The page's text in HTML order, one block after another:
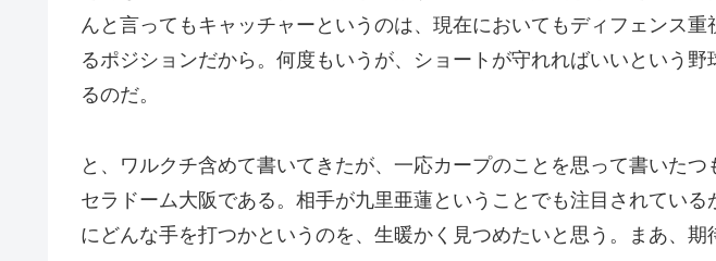
んと言ってもキャッチャーというのは、現在においてもディフェンス
るポジションだから。何度もいうが、ショートが守れればいいという
るのだ。
と、ワルクチ含めて書いてきたが、一応カープのことを思って書いた
セラドーム大阪である。相手が九里亜蓮ということでも注目されている
にどんな手を打つかというのを、生暖かく見つめたいと思う。まあ、期